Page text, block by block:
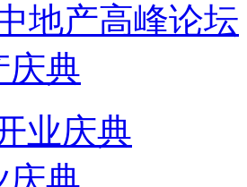
地产高峰论坛
庆典
业庆典